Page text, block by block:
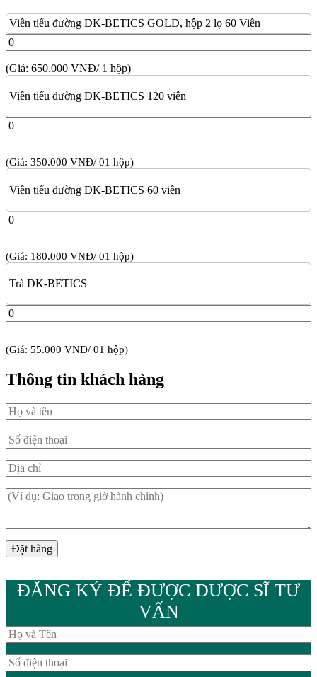
Viên tiểu đường DK-BETICS GOLD, hộp 2 lọ 60 Viên
(Giá: 650.000 VNĐ/ 1 hộp)
Viên tiểu đường DK-BETICS 120 viên
(Giá: 350.000 VNĐ/ 01 hộp)
Viên tiểu đường DK-BETICS 60 viên
(Giá: 180.000 VNĐ/ 01 hộp)
Trà DK-BETICS
(Giá: 55.000 VNĐ/ 01 hộp)
Thông tin khách hàng
ĐĂNG KÝ ĐỂ ĐƯỢC DƯỢC SĨ TƯ
VẤN